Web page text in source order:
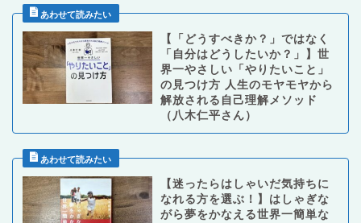
【「どうすべきか？」ではなく
「自分はどうしたいか？」】世
界一やさしい「やりたいこと」
の見つけ方 人生のモヤモヤから
解放される自己理解メソッド
（八木仁平さん）
【迷ったらはしゃいだ気持ちに
なれる方を選ぶ！】はしゃぎな
がら夢をかなえる世界一簡単な